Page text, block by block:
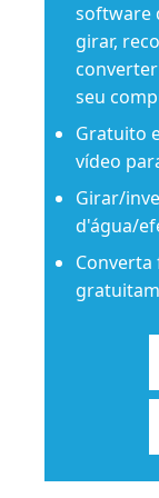
software
girar,
seu
Gratuito
vídeo
Girar/
d'água/